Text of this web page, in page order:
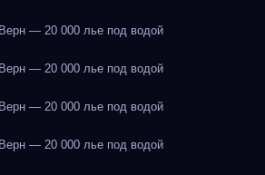
— 20 000 лье под водой
— 20 000 лье под водой
— 20 000 лье под водой
— 20 000 лье под водой